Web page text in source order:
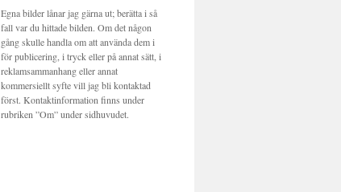
Egna bilder lånar jag gärna ut; berätta i så
fall var du hittade bilden. Om det någon
gång skulle handla om att använda dem i
för publicering, i tryck eller på annat sätt, i
reklamsammanhang eller annat
kommersiellt syfte vill jag bli kontaktad
först. Kontaktinformation finns under
rubriken ”Om” under sidhuvudet.